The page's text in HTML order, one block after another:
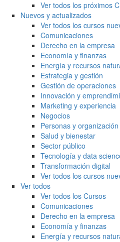
Ver todos los próximos
Nuevos y actualizados
Ver todos los cursos
Comunicaciones
Derecho en la empresa
Economía y finanzas
Energía y recursos
Estrategia y gestión
Gestión de operaciones
Innovación y
Marketing y experiencia
Negocios
Personas y organización
Salud y bienestar
Sector público
Tecnología y data
Transformación digital
Ver todos los cursos
Ver todos
Ver todos los Cursos
Comunicaciones
Derecho en la empresa
Economía y finanzas
Energía y recursos